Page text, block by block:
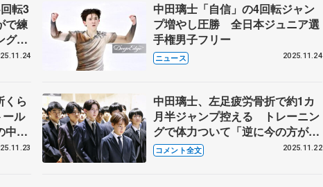
転3
で練
グの
ュニ
中田璃士「自信」の4回転ジャン
プ増やし圧勝 全日本ジュニア選
手権男子フリー
ニュース 2025.11.24
くら
ル
中で
ニア
中田璃士、左足疲労骨折で約1カ
月半ジャンプ控える トレーニン
グで体力ついて「逆に今の方が調
子いい」 【全日本ジュニア選手
権開会式】
コメント全文 2025.11.22